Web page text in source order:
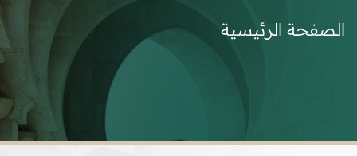
الصفحة الرئيسية